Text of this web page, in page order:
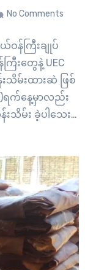
No Comments
ယ်ဝန်ကြီးချုပ်
းတွေနဲ့ UEC
မ်းထားဆဲ ဖြစ်
ရက်နေ့မှာလည်း
သိမ်း ခဲ့ပါသေး